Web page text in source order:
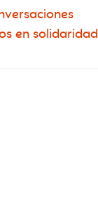
en solidaridad